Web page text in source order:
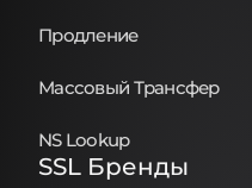
Продление
Массовый Трансфер
NS Lookup
SSL Бренды